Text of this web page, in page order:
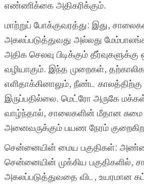
எண்ணிக்கை அதிகரிக்கும்.
மாற்றுப் போக்குவரத்து: இது,
அகலப்படுத்துவது அல்லது
அதிக செலவு பிடிக்கும் தீர்வுகளுக்கு
வழியாகும். இந்த முறைகள்,
எளிதாக்கினாலும், நீண்ட
இருப்பதில்லை. மெட்ரோ அருகே
வாழ்ந்தால், சாலைகளின் மீதான சுமை
அனைவருக்கும் பயண நேரம்
சென்னையின் மைய பகுதிகள்:
சென்னையின் முக்கிய பகுதிகளில்,
அகலப்படுத்துவதை விட, உயரமான